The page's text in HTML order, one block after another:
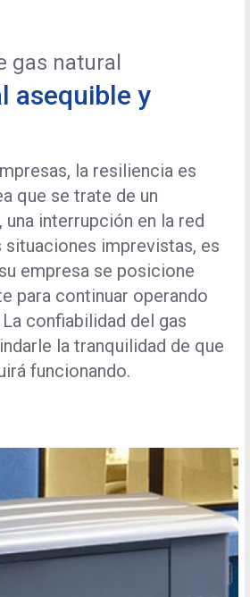
gas natural
asequible y
la resiliencia es
que se trate de un
una interrupción en la red
imprevistas, es
empresa se posicione
para continuar operando
confiabilidad del gas
la tranquilidad de que
funcionando.